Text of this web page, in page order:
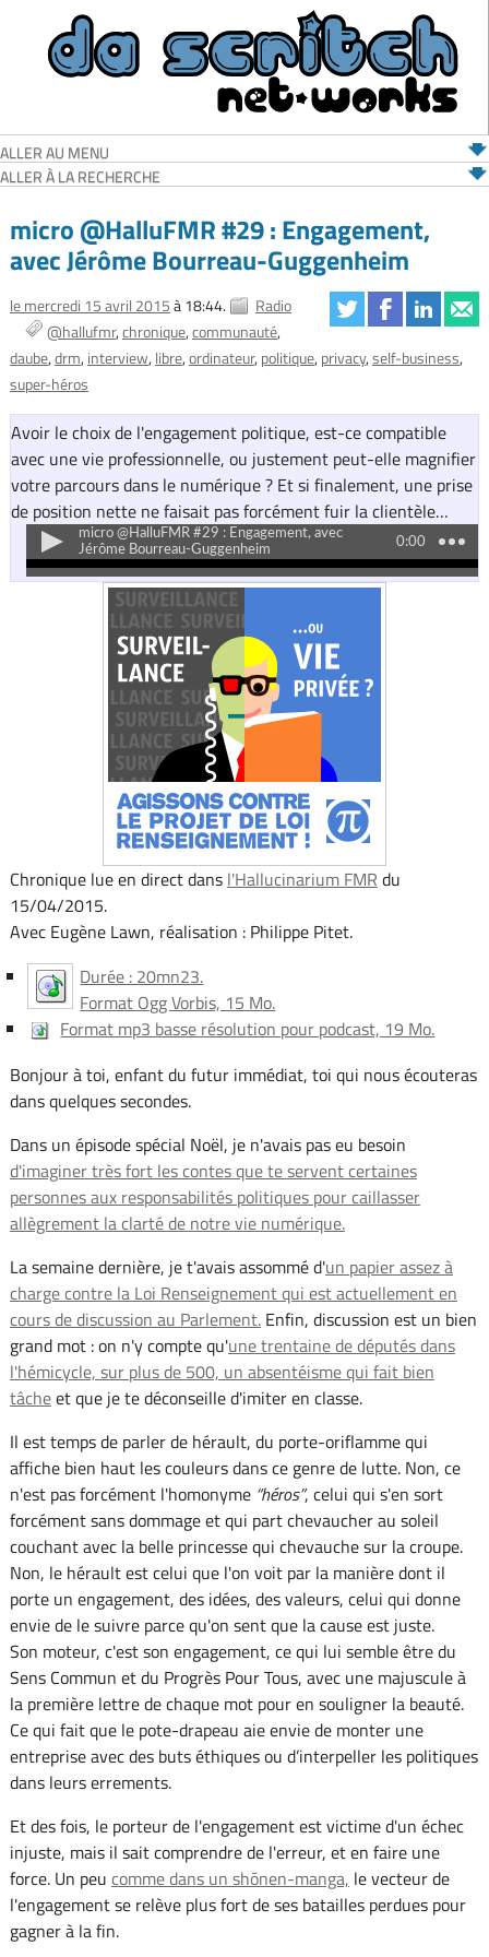
ALLER AU MENU
ALLER À LA RECHERCHE
micro @HalluFMR #29 : Engagement,
avec Jérôme Bourreau-Guggenheim
le mercredi 15 avril 2015à 18:44.
Radio
@hallufmr chronique communauté
daube drm interview libre ordinateur politique privacy self-business
super-héros
Avoir le choix de l'engagement politique, est-ce compatible
avec une vie professionnelle, ou justement peut-elle magnifier
votre parcours dans le numérique ? Et si finalement, une prise
de position nette ne faisait pas forcément fuir la clientèle…
Chronique lue en direct dans l'Hallucinarium FMR du
15/04/2015.
Avec Eugène Lawn, réalisation : Philippe Pitet.
Durée : 20mn23.
Format Ogg Vorbis, 15 Mo.
Format mp3 basse résolution pour podcast, 19 Mo.
Bonjour à toi, enfant du futur immédiat, toi qui nous écouteras
dans quelques secondes.
Dans un épisode spécial Noël, je n'avais pas eu besoin
d'imaginer très fort les contes que te servent certaines
personnes aux responsabilités politiques pour caillasser
allègrement la clarté de notre vie numérique.
La semaine dernière, je t'avais assommé d'un papier assez à
charge contre la Loi Renseignement qui est actuellement en
cours de discussion au Parlement.Enfin, discussion est un bien
grand mot : on n'y compte qu'une trentaine de députés dans
l'hémicycle, sur plus de 500, un absentéisme qui fait bien
tâcheet que je te déconseille d'imiter en classe.
Il est temps de parler de hérault, du porte-oriflamme qui
affiche bien haut les couleurs dans ce genre de lutte. Non, ce
n'est pas forcément l'homonyme héros , celui qui s'en sort
forcément sans dommage et qui part chevaucher au soleil
couchant avec la belle princesse qui chevauche sur la croupe.
Non, le hérault est celui que l'on voit par la manière dont il
porte un engagement, des idées, des valeurs, celui qui donne
envie de le suivre parce qu'on sent que la cause est juste.
Son moteur, c'est son engagement, ce qui lui semble être du
Sens Commun et du Progrès Pour Tous, avec une majuscule à
la première lettre de chaque mot pour en souligner la beauté.
Ce qui fait que le pote-drapeau aie envie de monter une
entreprise avec des buts éthiques ou d’interpeller les politiques
dans leurs errements.
Et des fois, le porteur de l'engagement est victime d'un échec
injuste, mais il sait comprendre de l'erreur, et en faire une
force. Un peu comme dans un shōnen-manga, le vecteur de
l'engagement se relève plus fort de ses batailles perdues pour
gagner à la fin.